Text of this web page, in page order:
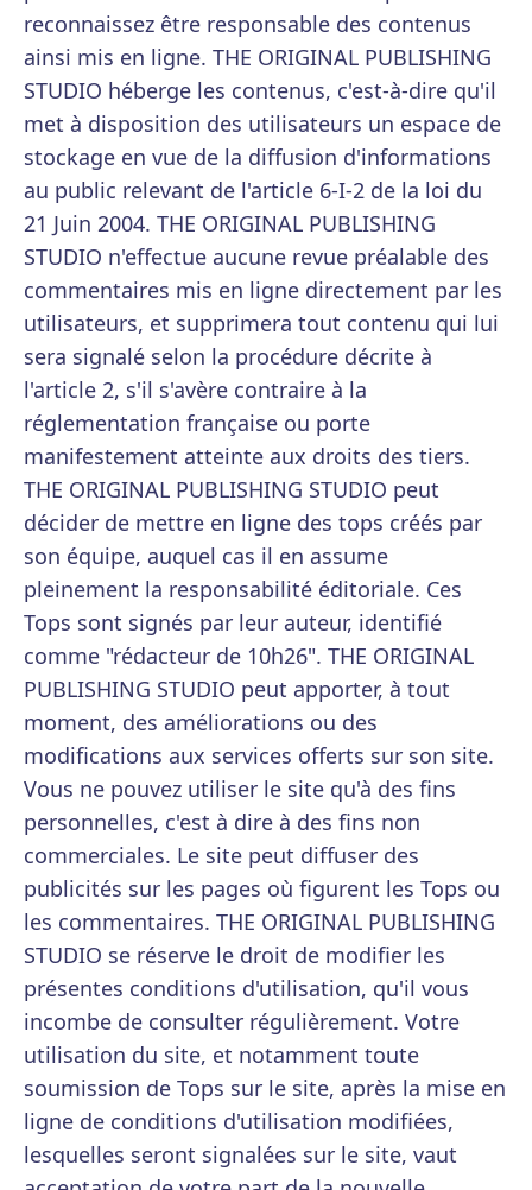
reconnaissez être responsable des contenus
ainsi mis en ligne. THE ORIGINAL PUBLISHING
STUDIO héberge les contenus, c'est-à-dire qu'il
met à disposition des utilisateurs un espace de
stockage en vue de la diffusion d'informations
au public relevant de l'article 6-I-2 de la loi du
21 Juin 2004. THE ORIGINAL PUBLISHING
STUDIO n'effectue aucune revue préalable des
commentaires mis en ligne directement par les
utilisateurs, et supprimera tout contenu qui lui
sera signalé selon la procédure décrite à
l'article 2, s'il s'avère contraire à la
réglementation française ou porte
manifestement atteinte aux droits des tiers.
THE ORIGINAL PUBLISHING STUDIO peut
décider de mettre en ligne des tops créés par
son équipe, auquel cas il en assume
pleinement la responsabilité éditoriale. Ces
Tops sont signés par leur auteur, identifié
comme "rédacteur de 10h26". THE ORIGINAL
PUBLISHING STUDIO peut apporter, à tout
moment, des améliorations ou des
modifications aux services offerts sur son site.
Vous ne pouvez utiliser le site qu'à des fins
personnelles, c'est à dire à des fins non
commerciales. Le site peut diffuser des
publicités sur les pages où figurent les Tops ou
les commentaires. THE ORIGINAL PUBLISHING
STUDIO se réserve le droit de modifier les
présentes conditions d'utilisation, qu'il vous
incombe de consulter régulièrement. Votre
utilisation du site, et notamment toute
soumission de Tops sur le site, après la mise en
ligne de conditions d'utilisation modifiées,
lesquelles seront signalées sur le site, vaut